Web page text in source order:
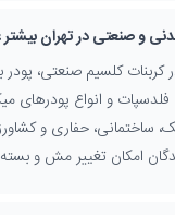
فروشنده پودر معدنی و
عمده در تهران، تنها به
استاندارد و بهداشت،
مهمی برای صنایع حرفه‌ای
فیلترهای پیشرفته مانند
و صنعتی در تهران
کربنات کلسیم صنعتی، پودر
و انواع پودرهای
ساختمانی، حفاری و
امکان تغییر مش و